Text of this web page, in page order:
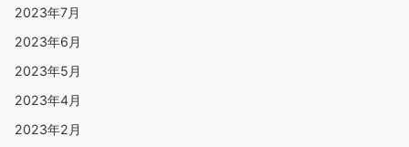
2023年7月
2023年6月
2023年5月
2023年4月
2023年2月